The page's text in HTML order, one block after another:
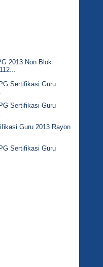
2013 Non Blok
Sertifikasi Guru
Sertifikasi Guru
Guru 2013 Rayon
Sertifikasi Guru